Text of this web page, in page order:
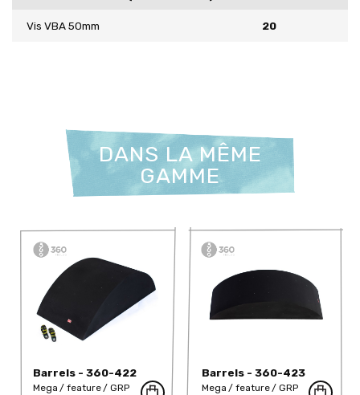
Vis VBA 50mm 20
DANS LA MÊME
GAMME
Barrels - 360-422
Mega feature
GRP
Barrels - 360-423
Mega feature
GRP